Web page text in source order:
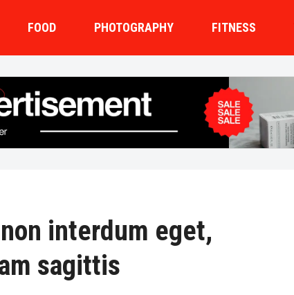
FOOD PHOTOGRAPHY FITNESS
interdum eget,
sagittis